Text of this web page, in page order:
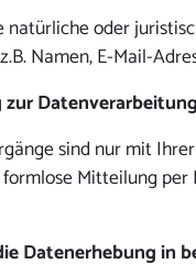
oder
Namen, E-Mail-
Datenverarbeitung
sind nur mit
Mitteilung
Datenerhebung in